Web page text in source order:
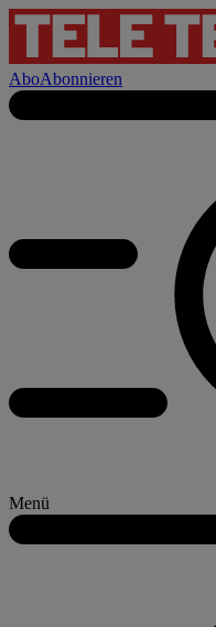
AboAbonnieren
Menü